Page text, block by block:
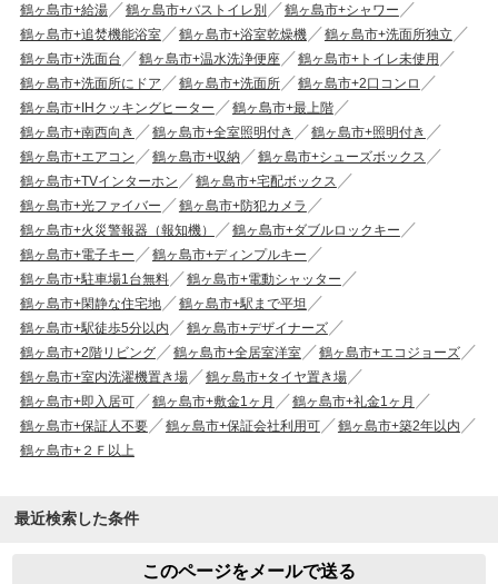
鶴ヶ島市+給湯 鶴ヶ島市+バストイレ別
鶴ヶ島市+シャワー
鶴ヶ島市+追焚機能浴室
鶴ヶ島市+浴室乾燥機
鶴ヶ島市+洗面所独立
鶴ヶ島市+洗面台
鶴ヶ島市+温水洗浄便座
鶴ヶ島市+トイレ未使用
鶴ヶ島市+洗面所にドア
鶴ヶ島市+洗面所
鶴ヶ島市+2口コンロ
鶴ヶ島市+IHクッキングヒーター
鶴ヶ島市+最上階
鶴ヶ島市+南西向き
鶴ヶ島市+全室照明付き
鶴ヶ島市+照明付き
鶴ヶ島市+エアコン
鶴ヶ島市+収納
鶴ヶ島市+シューズボックス
鶴ヶ島市+TVインターホン
鶴ヶ島市+宅配ボックス
鶴ヶ島市+光ファイバー
鶴ヶ島市+防犯カメラ
鶴ヶ島市+火災警報器（報知機）
鶴ヶ島市+ダブルロックキー
鶴ヶ島市+電子キー
鶴ヶ島市+ディンプルキー
鶴ヶ島市+駐車場1台無料
鶴ヶ島市+電動シャッター
鶴ヶ島市+閑静な住宅地
鶴ヶ島市+駅まで平坦
鶴ヶ島市+駅徒歩5分以内
鶴ヶ島市+デザイナーズ
鶴ヶ島市+2階リビング
鶴ヶ島市+全居室洋室
鶴ヶ島市+エコジョーズ
鶴ヶ島市+室内洗濯機置き場
鶴ヶ島市+タイヤ置き場
鶴ヶ島市+即入居可
鶴ヶ島市+敷金1ヶ月
鶴ヶ島市+礼金1ヶ月
鶴ヶ島市+保証人不要
鶴ヶ島市+保証会社利用可
鶴ヶ島市+築2年以内
鶴ヶ島市+２Ｆ以上
最近検索した条件
このページをメールで送る